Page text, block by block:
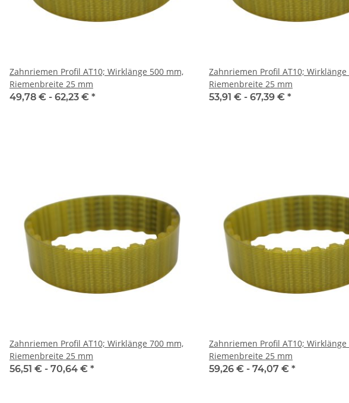
Zahnriemen Profil AT10; Wirklänge 500 mm,
Riemenbreite 25 mm
49,78 € - 62,23 € *
Zahnriemen Profil AT10; Wirklänge 560 mm,
Riemenbreite 25 mm
53,91 € - 67,39 € *
Zahnriemen Profil AT10; Wirklänge 700 mm,
Riemenbreite 25 mm
56,51 € - 70,64 € *
Zahnriemen Profil AT10; Wirklänge 730 mm,
Riemenbreite 25 mm
59,26 € - 74,07 € *